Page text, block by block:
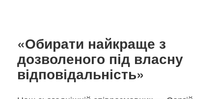
«Обирати найкраще з
дозволеного під власну
відповідальність»